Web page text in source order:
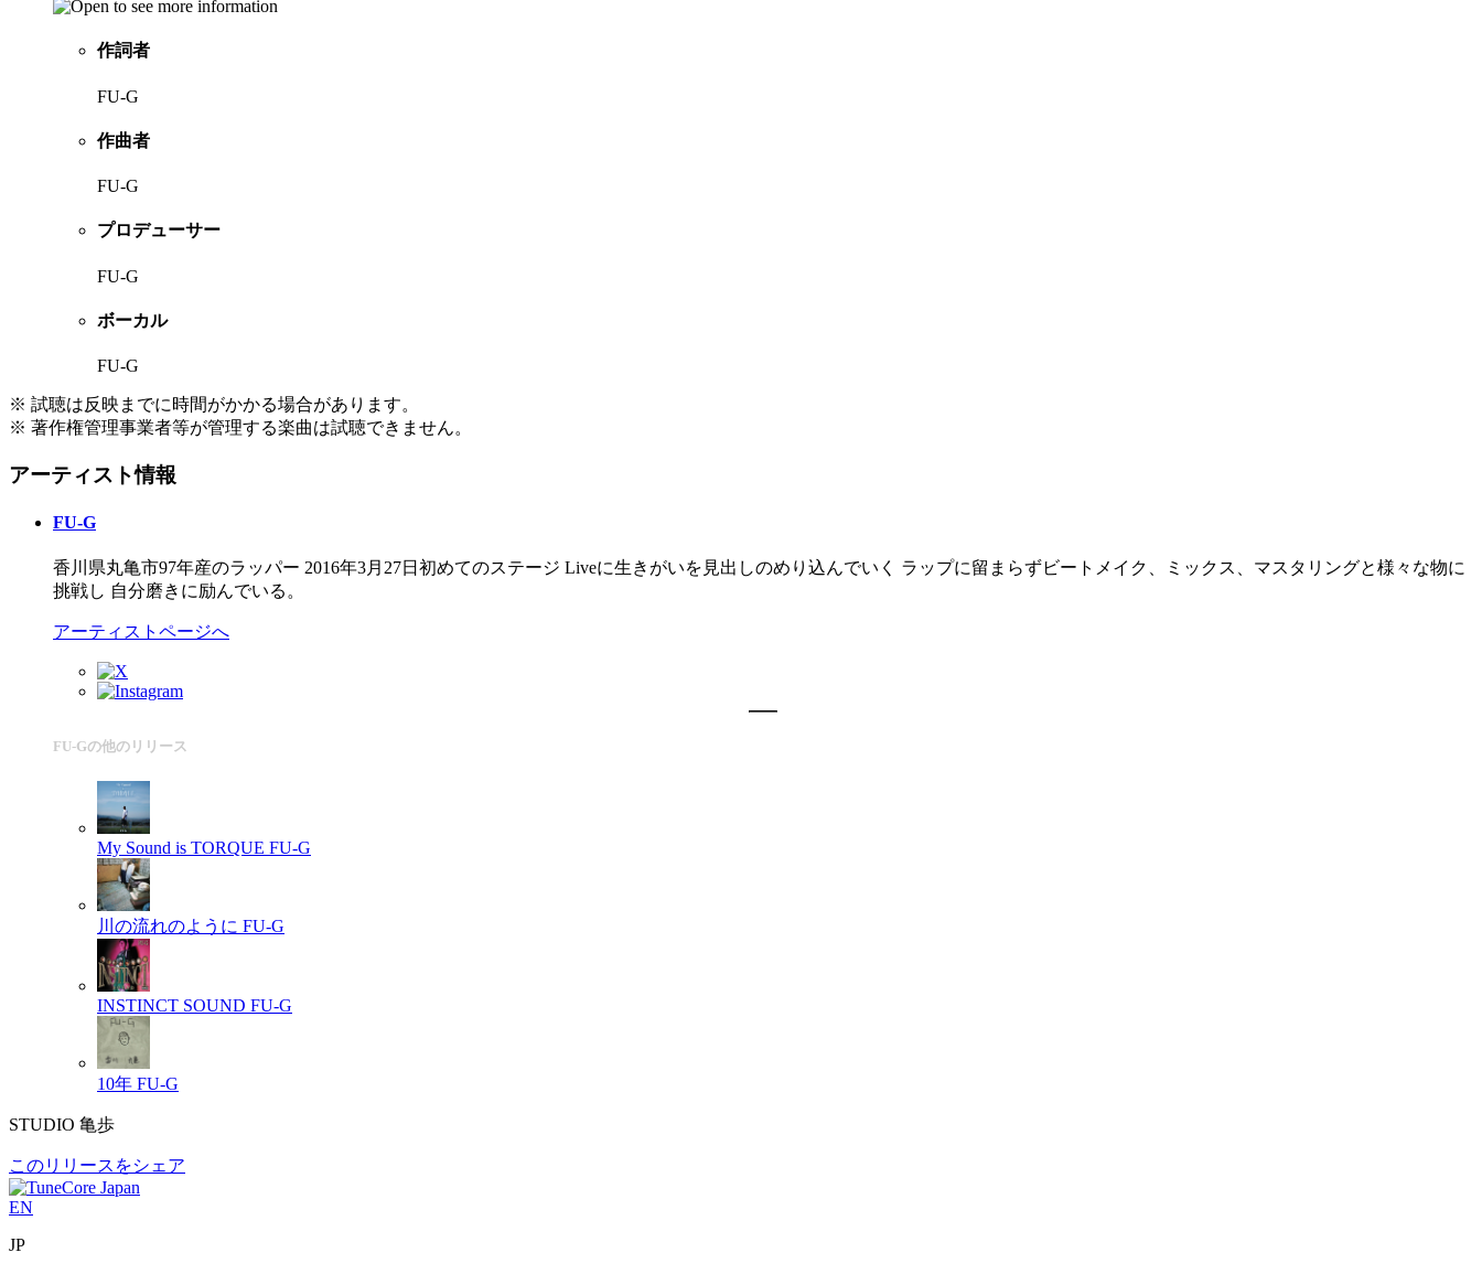
作詞者
FU-G
作曲者
FU-G
プロデューサー
FU-G
ボーカル
FU-G
※ 試聴は反映までに時間がかかる場合があります。
※ 著作権管理事業者等が管理する楽曲は試聴できません。
アーティスト情報
FU-G
香川県丸亀市97年産のラッパー 2016年3月27日初めてのステージ Liveに生きがいを見出しのめり込んでいく ラップに留まらずビートメイク、ミックス、マスタリングと様々な物に
挑戦し 自分磨きに励んでいる。
アーティストページへ
FU-Gの他のリリース
My Sound is TORQUE FU-G
川の流れのように FU-G
INSTINCT SOUND FU-G
10年 FU-G
STUDIO 亀歩
このリリースをシェア
EN
JP